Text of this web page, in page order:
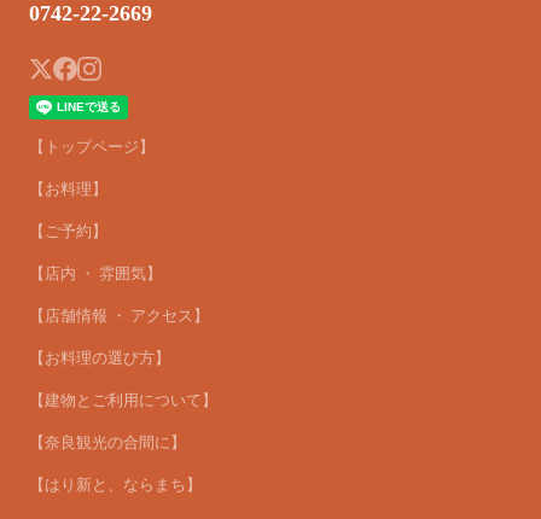
0742-22-2669
【トップページ】
【お料理】
【ご予約】
【店内 ・ 雰囲気】
【店舗情報 ・ アクセス】
【お料理の選び方】
【建物とご利用について】
【奈良観光の合間に】
【はり新と、ならまち】